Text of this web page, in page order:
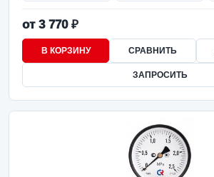
от 3 770 ₽
В КОРЗИНУ СРАВНИТЬ
ЗАПРОСИТЬ